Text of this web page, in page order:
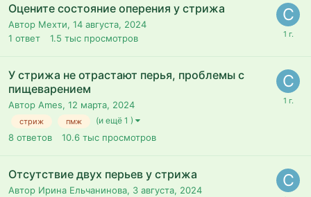
Оцените состояние оперения у стрижа
Автор Мехти, 14 августа, 2024
1 ответ 1.5 тыс просмотров
У стрижа не отрастают перья, проблемы с
пищеварением
Автор Ames, 12 марта, 2024
стриж пмж (и ещё 1 )
8 ответов 10.6 тыс просмотров
Отсутствие двух перьев у стрижа
Автор Ирина Ельчанинова, 3 августа, 2024